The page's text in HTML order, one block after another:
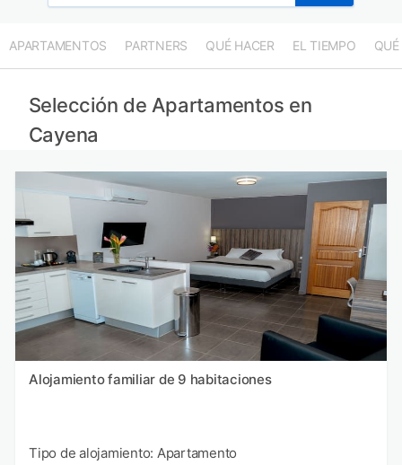
APARTAMENTOS PARTNERS QUÉ HACER EL TIEMPO QUÉ
Selección de Apartamentos en
Cayena
Alojamiento familiar de 9 habitaciones
Tipo de alojamiento: Apartamento